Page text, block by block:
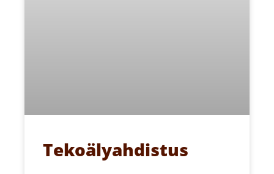
Tekoälyahdistus